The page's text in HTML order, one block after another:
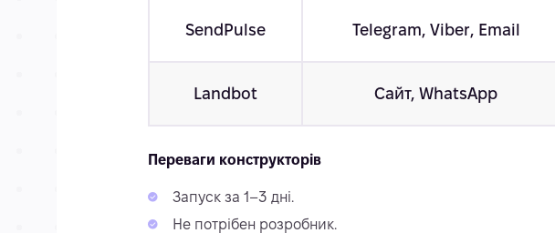
SendPulse Telegram, Viber, Email
Landbot Сайт, WhatsApp
Переваги конструкторів
Запуск за 1–3 дні.
Не потрібен розробник.